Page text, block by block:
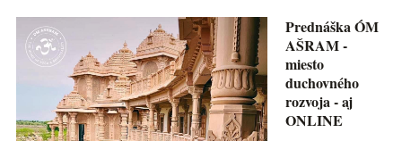
Prednáška ÓM
AŠRAM -
miesto
duchovného
rozvoja - aj
ONLINE